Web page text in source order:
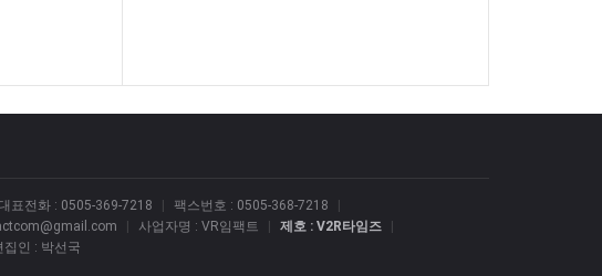
표전화 : 0505-369-7218 팩스번호 : 0505-368-7218
사업자명 : VR임팩트 제호 : V2R타임즈
집인 : 박선국